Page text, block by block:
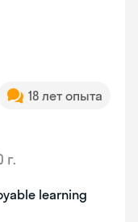
18 лет опыта
г.
learning